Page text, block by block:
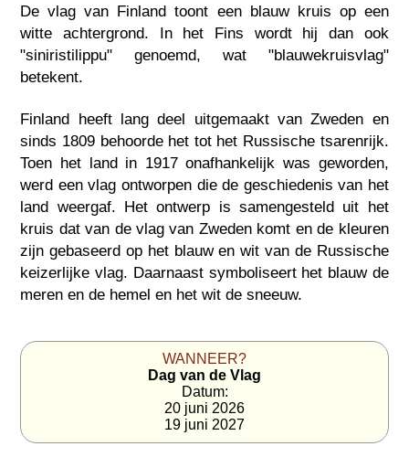
De vlag van Finland toont een blauw kruis op een
witte achtergrond. In het Fins wordt hij dan ook
"siniristilippu" genoemd, wat "blauwekruisvlag"
betekent.
Finland heeft lang deel uitgemaakt van Zweden en
sinds 1809 behoorde het tot het Russische tsarenrijk.
Toen het land in 1917 onafhankelijk was geworden,
werd een vlag ontworpen die de geschiedenis van het
land weergaf. Het ontwerp is samengesteld uit het
kruis dat van de vlag van Zweden komt en de kleuren
zijn gebaseerd op het blauw en wit van de Russische
keizerlijke vlag. Daarnaast symboliseert het blauw de
meren en de hemel en het wit de sneeuw.
WANNEER?
Dag van de Vlag
Datum:
20 juni 2026
19 juni 2027